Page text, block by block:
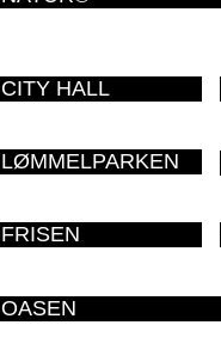
CITY HALL
LØMMELPARKEN
FRISEN
OASEN